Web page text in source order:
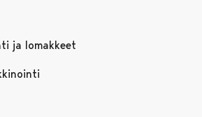
ja lomakkeet